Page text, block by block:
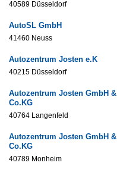
40589 Düsseldorf
AutoSL GmbH
41460 Neuss
Autozentrum Josten e.K
40215 Düsseldorf
Autozentrum Josten GmbH &
Co.KG
40764 Langenfeld
Autozentrum Josten GmbH &
Co.KG
40789 Monheim